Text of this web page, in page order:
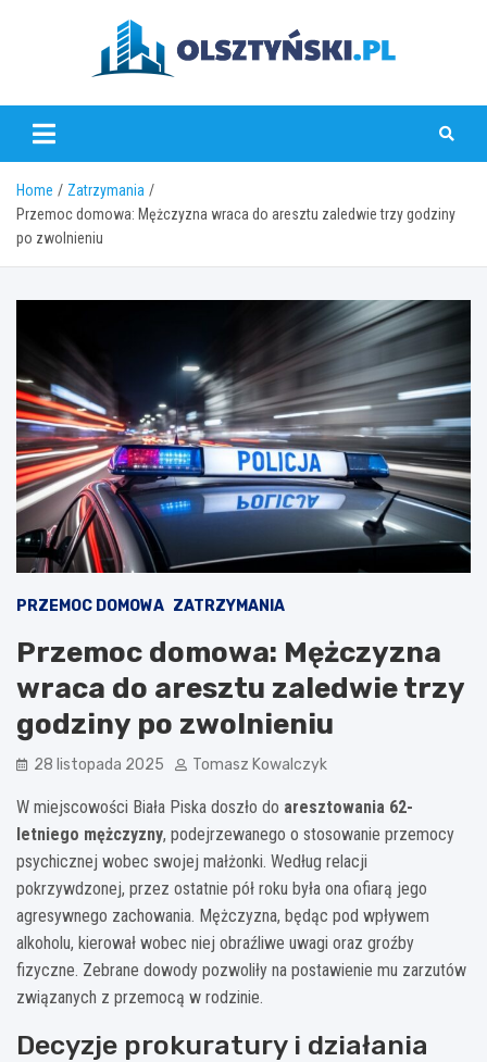
olsztynski.pl
Home
Zatrzymania
Przemoc domowa: Mężczyzna wraca do aresztu zaledwie trzy godziny
po zwolnieniu
PRZEMOC DOMOWA ZATRZYMANIA
Przemoc domowa: Mężczyzna
wraca do aresztu zaledwie trzy
godziny po zwolnieniu
28 listopada 2025 Tomasz Kowalczyk
W miejscowości Biała Piska doszło do aresztowania 62-
letniego mężczyzny, podejrzewanego o stosowanie przemocy
psychicznej wobec swojej małżonki. Według relacji
pokrzywdzonej, przez ostatnie pół roku była ona ofiarą jego
agresywnego zachowania. Mężczyzna, będąc pod wpływem
alkoholu, kierował wobec niej obraźliwe uwagi oraz groźby
fizyczne. Zebrane dowody pozwoliły na postawienie mu zarzutów
związanych z przemocą w rodzinie.
Decyzje prokuratury i działania